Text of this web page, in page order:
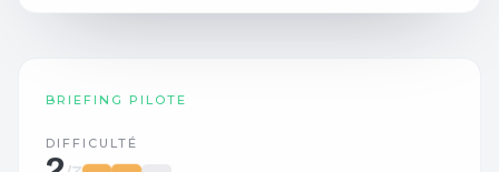
BRIEFING PILOTE
DIFFICULTÉ